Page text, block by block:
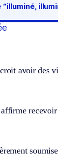
“illuminé,
avoir des